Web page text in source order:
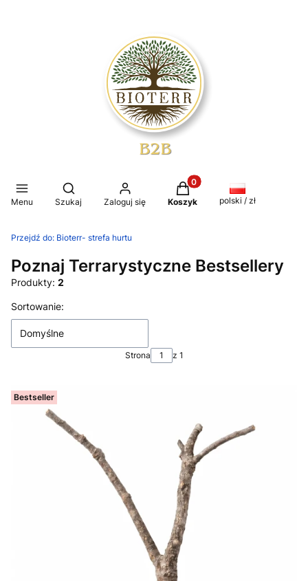
Menu
Otwórz wyszukiwarkę
Szukaj Zaloguj się
Produkty w koszyku: 0.
Koszyk polski / zł
Przejdź do: Bioterr- strefa hurtu
Poznaj Terrarystyczne Bestsellery
Produkty: 2
Lista produktów
Sortowanie:
Domyślne
Strona z 1
Bestseller